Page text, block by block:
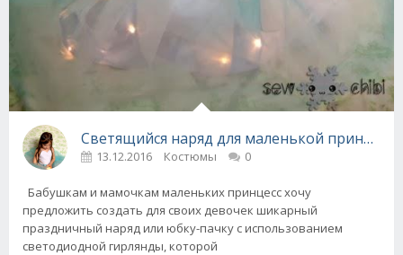
Светящийся наряд для маленькой
13.12.2016 Костюмы 0
Бабушкам и мамочкам маленьких принцесс хочу
предложить создать для своих девочек шикарный
праздничный наряд или юбку-пачку с использованием
светодиодной гирлянды, которой